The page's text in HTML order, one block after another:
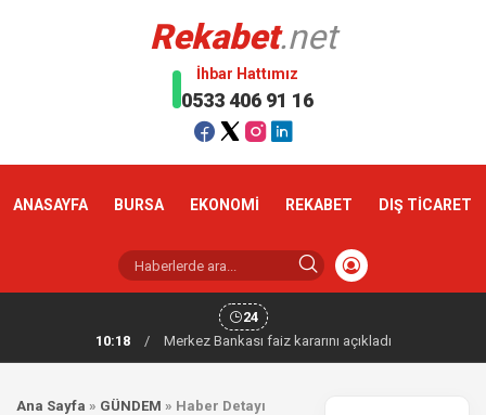
Rekabet.net
İhbar Hattımız
0533 406 91 16
ANASAYFA BURSA EKONOMİ REKABET DIŞ TİCARET
24
10:18
/ Merkez Bankası faiz kararını açıkladı
Ana Sayfa » GÜNDEM » Haber Detayı